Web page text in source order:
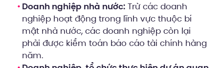
Doanh nghiệp nhà nước: Trừ các doanh
nghiệp hoạt động trong lĩnh vực thuộc bí
mật nhà nước, các doanh nghiệp còn lại
phải được kiểm toán báo cáo tài chính hàng
năm.